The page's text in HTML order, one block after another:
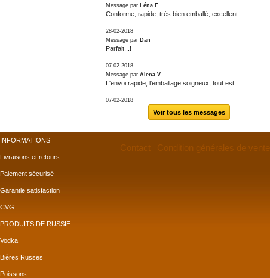
Message par Léna E
Conforme, rapide, très bien emballé, excellent ...
28-02-2018
Message par Dan
Parfait...!
07-02-2018
Message par Alena V.
L'envoi rapide, l'emballage soigneux, tout est ...
07-02-2018
Voir tous les messages
INFORMATIONS
Livraisons et retours
Paiement sécurisé
Garantie satisfaction
CVG
PRODUITS DE RUSSIE
Vodka
Bières Russes
Poissons
Contact Condition générales de vente